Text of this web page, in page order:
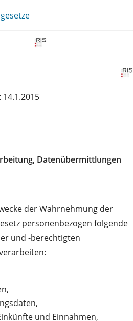
Datenübermittlungen
der Wahrnehmung der
personenbezogen folgende
und -berechtigten
und Einnahmen,